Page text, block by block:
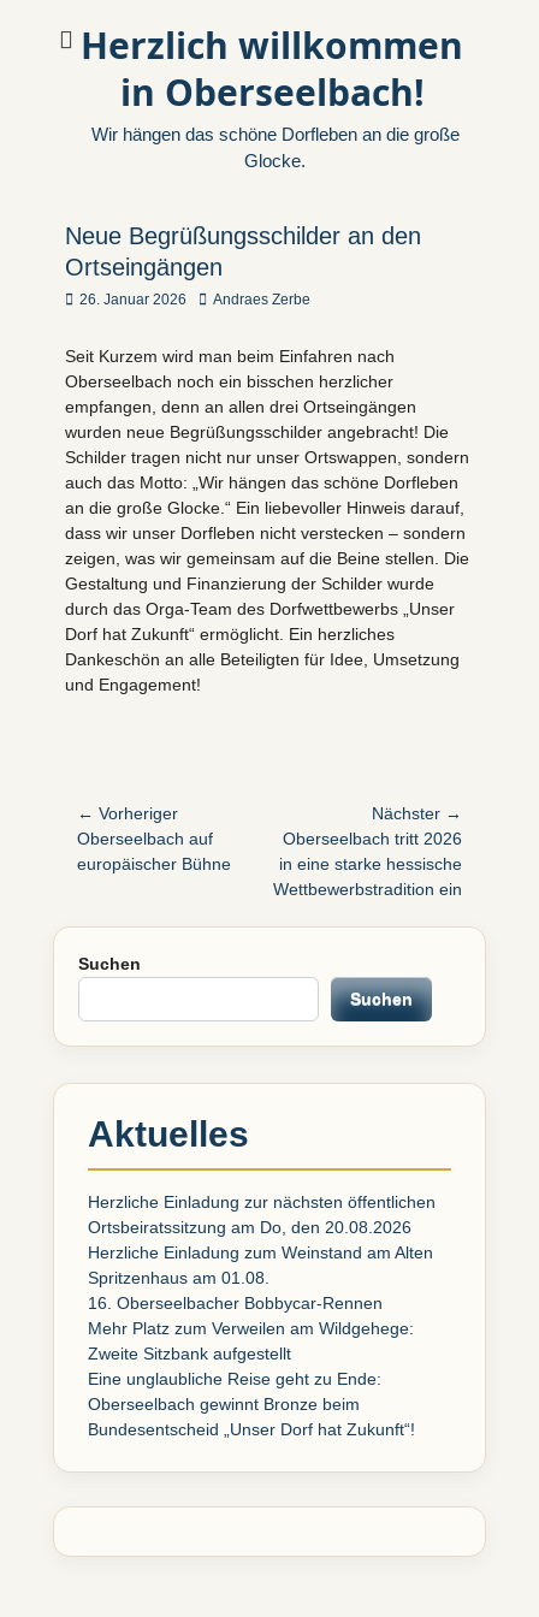
Herzlich willkommen
in Oberseelbach!
Wir hängen das schöne Dorfleben an die große
Glocke.
Neue Begrüßungsschilder an den
Ortseingängen
Veröffentlicht
26. Januar 2026 Autor
Andraes Zerbe
Seit Kurzem wird man beim Einfahren nach
Oberseelbach noch ein bisschen herzlicher
empfangen, denn an allen drei Ortseingängen
wurden neue Begrüßungsschilder angebracht! Die
Schilder tragen nicht nur unser Ortswappen, sondern
auch das Motto: „Wir hängen das schöne Dorfleben
an die große Glocke.“ Ein liebevoller Hinweis darauf,
dass wir unser Dorfleben nicht verstecken – sondern
zeigen, was wir gemeinsam auf die Beine stellen. Die
Gestaltung und Finanzierung der Schilder wurde
durch das Orga-Team des Dorfwettbewerbs „Unser
Dorf hat Zukunft“ ermöglicht. Ein herzliches
Dankeschön an alle Beteiligten für Idee, Umsetzung
und Engagement!
Beitragsnavigation
← Vorheriger
Vorheriger
Beitrag:
Oberseelbach auf
europäischer Bühne
Nächster →
Nächster
Beitrag:
Oberseelbach tritt 2026
in eine starke hessische
Wettbewerbstradition ein
Suchen
Suchen
Aktuelles
Herzliche Einladung zur nächsten öffentlichen
Ortsbeiratssitzung am Do, den 20.08.2026
Herzliche Einladung zum Weinstand am Alten
Spritzenhaus am 01.08.
16. Oberseelbacher Bobbycar-Rennen
Mehr Platz zum Verweilen am Wildgehege:
Zweite Sitzbank aufgestellt
Eine unglaubliche Reise geht zu Ende:
Oberseelbach gewinnt Bronze beim
Bundesentscheid „Unser Dorf hat Zukunft“!